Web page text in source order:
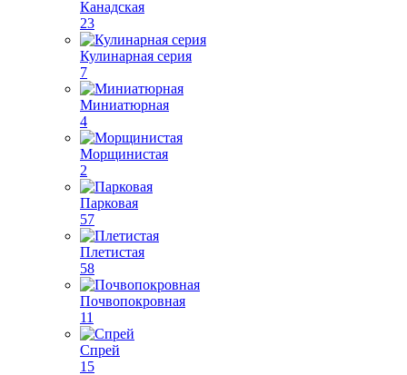
Канадская
23
Кулинарная серия
7
Миниатюрная
4
Морщинистая
2
Парковая
57
Плетистая
58
Почвопокровная
11
Спрей
15